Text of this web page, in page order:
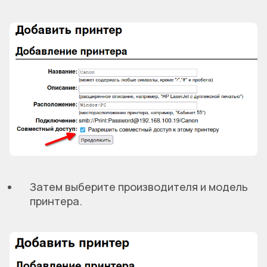
Затем выберите производителя и модель
принтера.